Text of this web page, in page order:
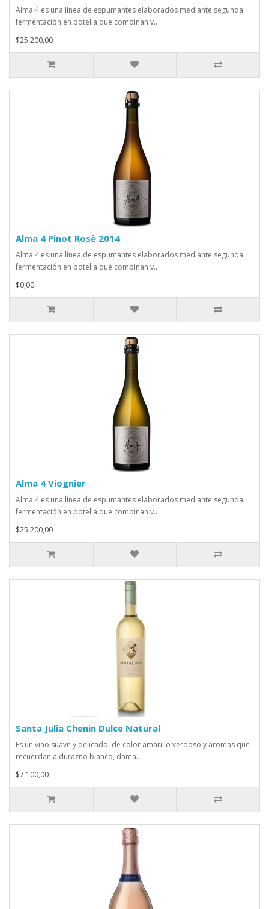
Alma 4 es una línea de espumantes elaborados mediante segunda
fermentación en botella que combinan v..
$25.200,00
Alma 4 Pinot Rosè 2014
Alma 4 es una línea de espumantes elaborados mediante segunda
fermentación en botella que combinan v..
$0,00
Alma 4 Viognier
Alma 4 es una línea de espumantes elaborados mediante segunda
fermentación en botella que combinan v..
$25.200,00
Santa Julia Chenin Dulce Natural
Es un vino suave y delicado, de color amarillo verdoso y aromas que
recuerdan a durazno blanco, dama..
$7.100,00